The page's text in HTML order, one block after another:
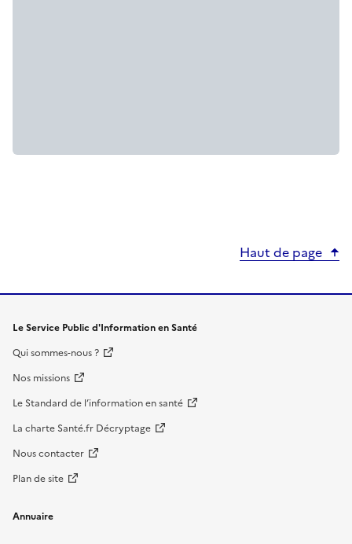
Haut de page
Le Service Public d'Information en Santé
Qui sommes-nous ?
Nos missions
Le Standard de l’information en santé
La charte Santé.fr Décryptage
Nous contacter
Plan de site
Annuaire